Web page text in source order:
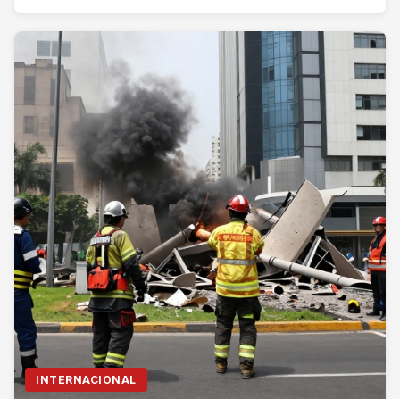
INTERNACIONAL